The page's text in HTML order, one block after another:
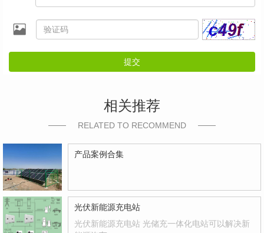
提交
相关推荐
RELATED TO RECOMMEND
产品案例合集
光伏新能源充电站
光伏新能源充电站 光储充一体化电站可以解决新